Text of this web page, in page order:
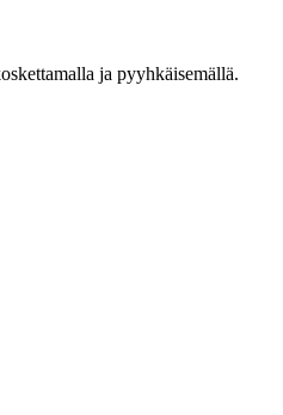
ja pyyhkäisemällä.